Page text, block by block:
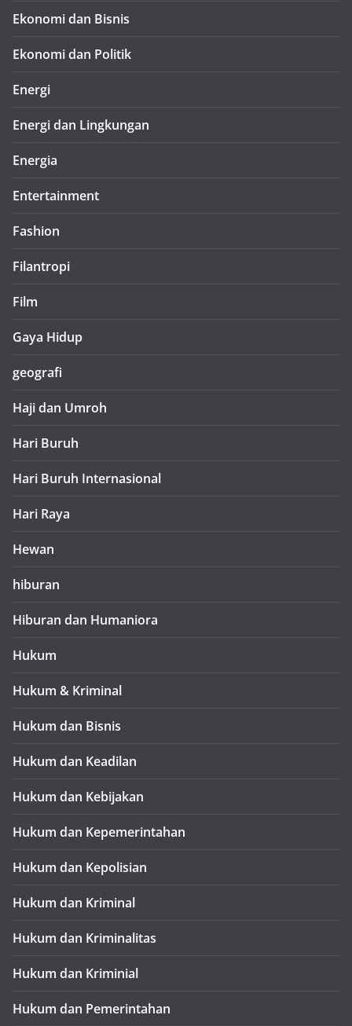
Ekonomi dan Bisnis
Ekonomi dan Politik
Energi
Energi dan Lingkungan
Energia
Entertainment
Fashion
Filantropi
Film
Gaya Hidup
geografi
Haji dan Umroh
Hari Buruh
Hari Buruh Internasional
Hari Raya
Hewan
hiburan
Hiburan dan Humaniora
Hukum
Hukum & Kriminal
Hukum dan Bisnis
Hukum dan Keadilan
Hukum dan Kebijakan
Hukum dan Kepemerintahan
Hukum dan Kepolisian
Hukum dan Kriminal
Hukum dan Kriminalitas
Hukum dan Kriminial
Hukum dan Pemerintahan